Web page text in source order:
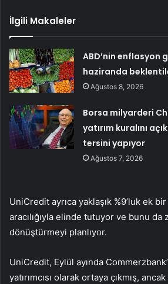
İlgili Makaleler
ABD’nin enflasyon
haziranda
Ağustos 8, 2026
Borsa milyarderi
yatırım kuralını
tersini yapıyor
Ağustos 7, 2026
UniCredit ayrıca yaklaşık %9’luk ek
aracılığıyla elinde tutuyor ve bunu da
dönüştürmeyi planlıyor.
UniCredit, Eylül ayında
yatırımcısı olarak ortaya çıkmış,